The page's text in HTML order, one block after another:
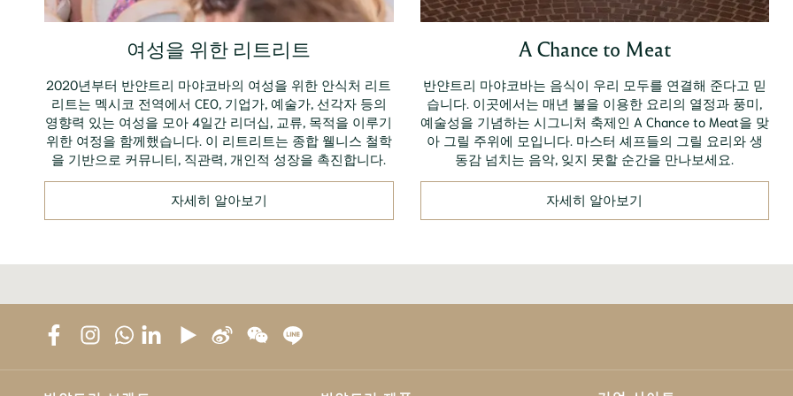
여성을 위한 리트리트
2020년부터 반얀트리 마야코바의 여성을 위한 안식처 리트
리트는 멕시코 전역에서 CEO, 기업가, 예술가, 선각자 등의
영향력 있는 여성을 모아 4일간 리더십, 교류, 목적을 이루기
위한 여정을 함께했습니다. 이 리트리트는 종합 웰니스 철학
을 기반으로 커뮤니티, 직관력, 개인적 성장을 촉진합니다.
자세히 알아보기
A Chance to Meat
반얀트리 마야코바는 음식이 우리 모두를 연결해 준다고 믿
습니다. 이곳에서는 매년 불을 이용한 요리의 열정과 풍미,
예술성을 기념하는 시그니처 축제인 A Chance to Meat을 맞
아 그릴 주위에 모입니다. 마스터 셰프들의 그릴 요리와 생
동감 넘치는 음악, 잊지 못할 순간을 만나보세요.
자세히 알아보기